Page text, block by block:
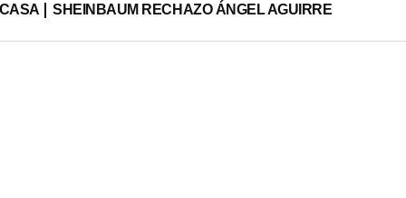
SHEINBAUM RECHAZO ÁNGEL AGUIRRE